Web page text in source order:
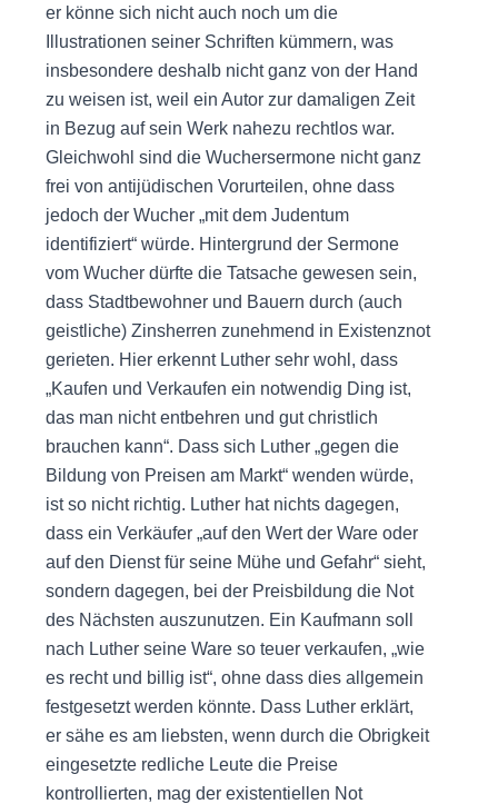
er könne sich nicht auch noch um die
Illustrationen seiner Schriften kümmern, was
insbesondere deshalb nicht ganz von der Hand
zu weisen ist, weil ein Autor zur damaligen Zeit
in Bezug auf sein Werk nahezu rechtlos war.
Gleichwohl sind die Wuchersermone nicht ganz
frei von antijüdischen Vorurteilen, ohne dass
jedoch der Wucher „mit dem Judentum
identifiziert“ würde. Hintergrund der Sermone
vom Wucher dürfte die Tatsache gewesen sein,
dass Stadtbewohner und Bauern durch (auch
geistliche) Zinsherren zunehmend in Existenznot
gerieten. Hier erkennt Luther sehr wohl, dass
„Kaufen und Verkaufen ein notwendig Ding ist,
das man nicht entbehren und gut christlich
brauchen kann“. Dass sich Luther „gegen die
Bildung von Preisen am Markt“ wenden würde,
ist so nicht richtig. Luther hat nichts dagegen,
dass ein Verkäufer „auf den Wert der Ware oder
auf den Dienst für seine Mühe und Gefahr“ sieht,
sondern dagegen, bei der Preisbildung die Not
des Nächsten auszunutzen. Ein Kaufmann soll
nach Luther seine Ware so teuer verkaufen, „wie
es recht und billig ist“, ohne dass dies allgemein
festgesetzt werden könnte. Dass Luther erklärt,
er sähe es am liebsten, wenn durch die Obrigkeit
eingesetzte redliche Leute die Preise
kontrollierten, mag der existentiellen Not